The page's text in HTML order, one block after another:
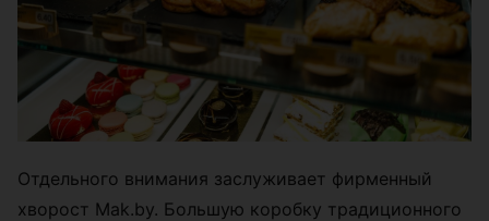
Отдельного внимания заслуживает фирменный
хворост Mak.by. Большую коробку традиционного